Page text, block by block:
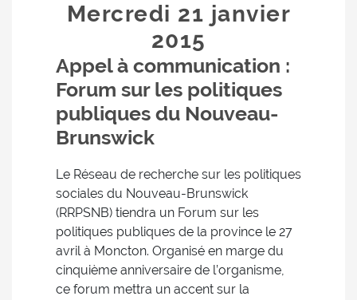
Mercredi 21 janvier
2015
Appel à communication :
Forum sur les politiques
publiques du Nouveau-
Brunswick
Le Réseau de recherche sur les politiques
sociales du Nouveau-Brunswick
(RRPSNB) tiendra un Forum sur les
politiques publiques de la province le 27
avril à Moncton. Organisé en marge du
cinquième anniversaire de l’organisme,
ce forum mettra un accent sur la